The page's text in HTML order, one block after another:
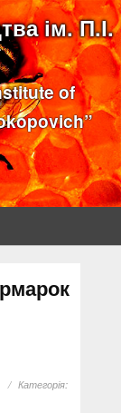
ім. П.І.
of
Категорія: